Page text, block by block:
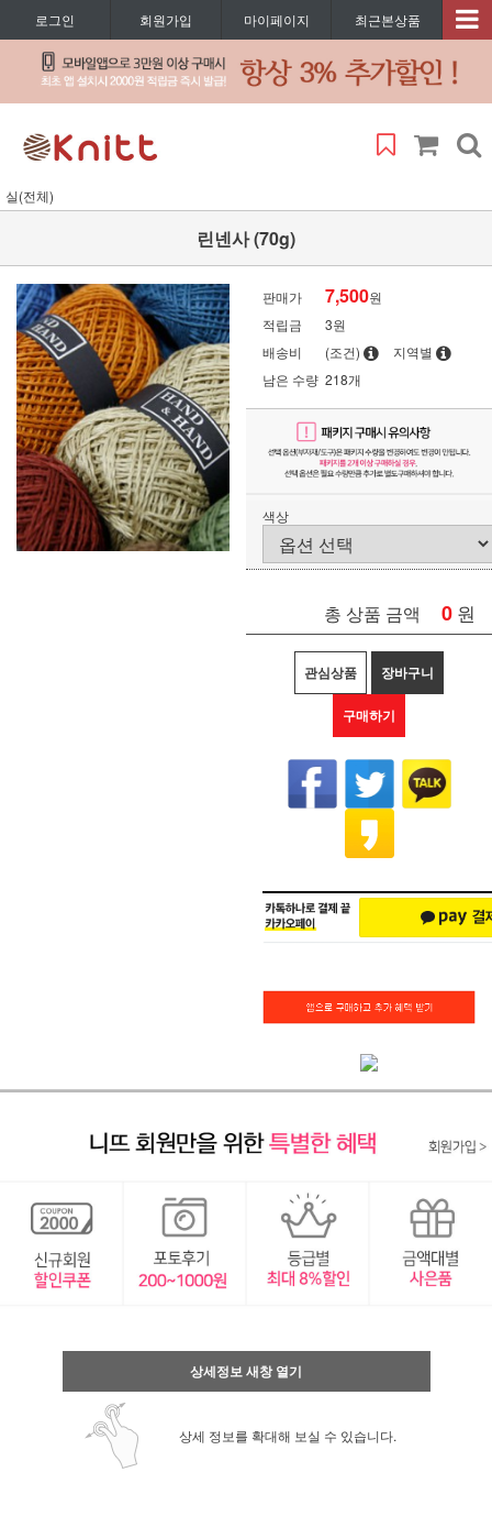
로그인 회원가입 마이페이지 최근본상품
실(전체)
린넨사 (70g)
판매가 7,500원
적립금
3원
배송비
(조건)
지역별
남은 수량 218개
색상
총 상품 금액 0 원
관심상품 장바구니
구매하기
상세정보 새창 열기
상세 정보를 확대해 보실 수 있습니다.